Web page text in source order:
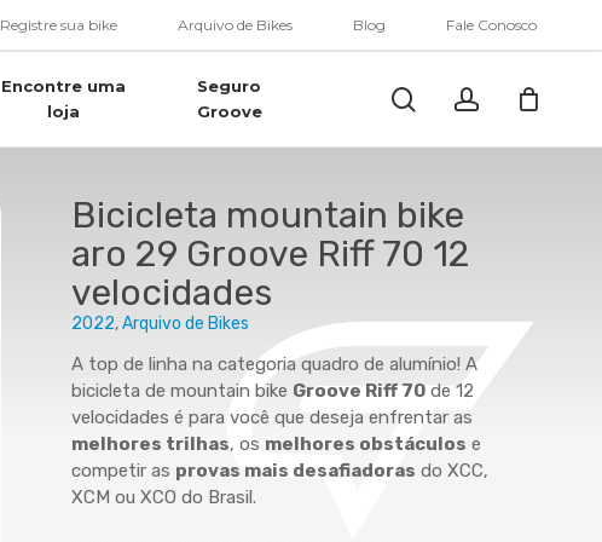
Registre sua bike Arquivo de Bikes Blog Fale Conosco
Encontre uma
loja
Seguro
Groove
Buscar..account
Bicicleta mountain bike
aro 29 Groove Riff 70 12
velocidades
A top de linha na categoria quadro de alumínio! A
bicicleta de mountain bike Groove Riff 70de 12
velocidades é para você que deseja enfrentar as
melhores trilhas, os melhores obstáculos e
competir as provas mais desafiadoras do XCC,
XCM ou XCO do Brasil.
2022 Arquivo de Bikes